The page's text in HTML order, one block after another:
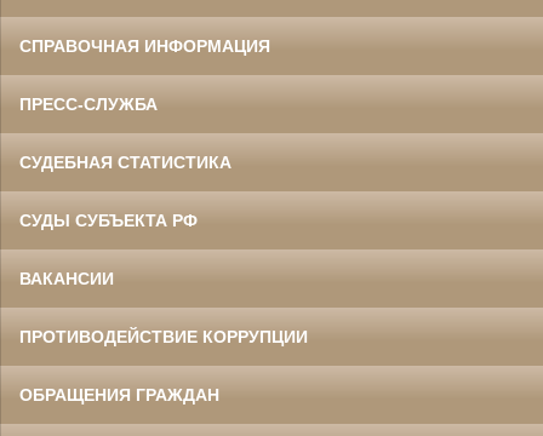
СПРАВОЧНАЯ ИНФОРМАЦИЯ
ПРЕСС-СЛУЖБА
СУДЕБНАЯ СТАТИСТИКА
СУДЫ СУБЪЕКТА РФ
ВАКАНСИИ
ПРОТИВОДЕЙСТВИЕ КОРРУПЦИИ
ОБРАЩЕНИЯ ГРАЖДАН